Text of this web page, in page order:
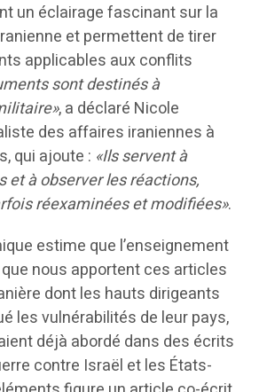
un éclairage fascinant sur la
et permettent de tirer
applicables aux conflits
sont destinés à
, a déclaré Nicole
des affaires iraniennes à
qui ajoute : «Ils servent à
et à observer les réactions,
réexaminées et modifiées».
estime que l’enseignement
nous apportent ces articles
dont les hauts dirigeants
les vulnérabilités de leur pays,
déjà abordé dans des écrits
contre Israël et les États-